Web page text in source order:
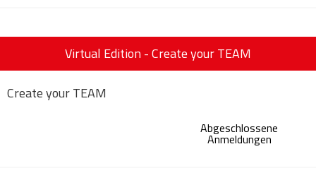
Virtual Edition - Create your TEAM
Create your TEAM
Abgeschlossene
Anmeldungen